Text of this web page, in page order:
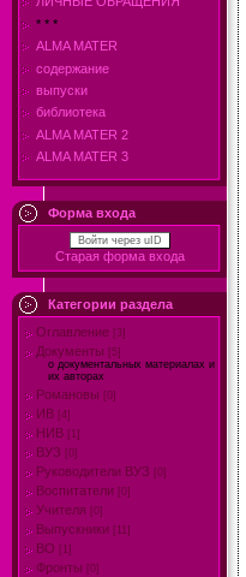
* * *
ALMA MATER
содержание
выпуски
библиотека
ALMA MATER 2
ALMA MATER 3
Форма входа
Войти через uID
Старая форма входа
Категории раздела
Оглавление
[3]
Документы
[5]
о документальных материалах и
их авторах
Романовы [0]
ИВ [4]
НИВ [1]
ВУЗ [0]
Руководители ВУЗ [0]
Воспитатели [0]
Учителя [0]
Выпускники [11]
ВО [1]
Фронты [0]